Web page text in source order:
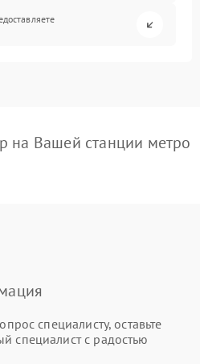
на Вашей станции метро
специалисту, оставьте
специалист с радостью